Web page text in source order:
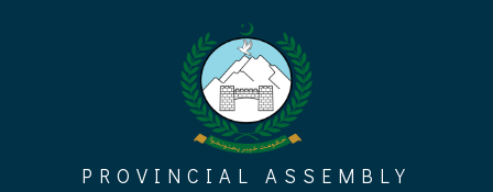
PROVINCIAL ASSEMBLY